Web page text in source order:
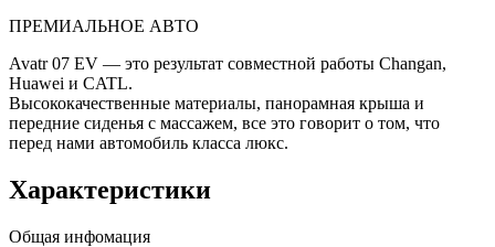
ПРЕМИАЛЬНОЕ АВТО
Avatr 07 EV — это результат совместной работы Changan,
Huawei и CATL.
Высококачественные материалы, панорамная крыша и
передние сиденья с массажем, все это говорит о том, что
перед нами автомобиль класса люкс.
Характеристики
Общая инфомация